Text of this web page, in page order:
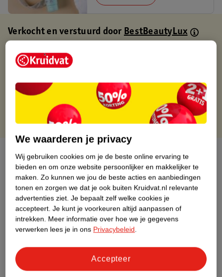
Verkocht en verstuurd doorBestBeautyLux
Binnen 1 werkdag verstuurd
Gratis thuisbezorgd
Gratis punten met je Kruidvat kaart
Over dit product
Productinformatie
Etiketinformatie
Nature Impact Score
Dit product heeft (nog) geen Nature
Impact Score.
Meer informatie
We waarderen je privacy
Wij gebruiken cookies om je de beste online ervaring te
bieden en om onze website persoonlijker en makkelijker te
maken. Zo kunnen we jou de beste acties en aanbiedingen
tonen en zorgen we dat je ook buiten Kruidvat.nl relevante
advertenties ziet. Je bepaalt zelf welke cookies je
accepteert. Je kunt je voorkeuren altijd aanpassen of
intrekken. Meer informatie over hoe we je gegevens
verwerken lees je in ons Privacybeleid.
Accepteer